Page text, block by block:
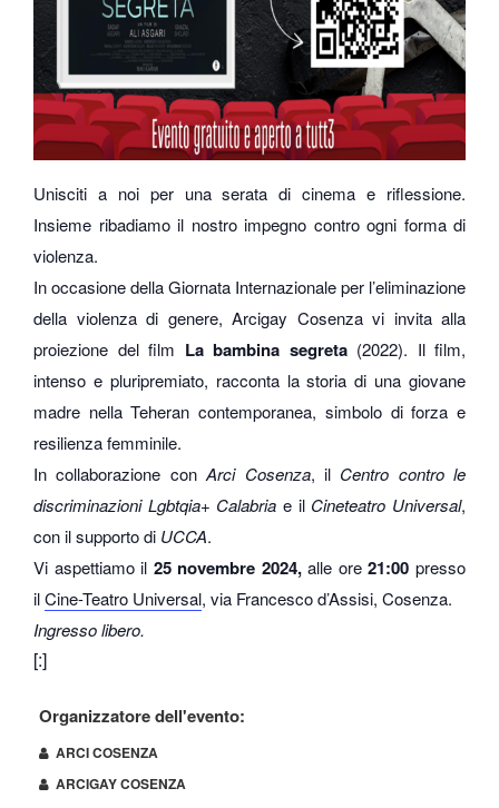
Unisciti a noi per una serata di cinema e riflessione.
Insieme ribadiamo il nostro impegno contro ogni forma di
violenza.
In occasione della Giornata Internazionale per l’eliminazione
della violenza di genere, Arcigay Cosenza vi invita alla
proiezione del film La bambina segreta (2022). Il film,
intenso e pluripremiato, racconta la storia di una giovane
madre nella Teheran contemporanea, simbolo di forza e
resilienza femminile.
In collaborazione conArci Cosenza, il Centro contro le
discriminazioni Lgbtqia+ Calabria e il Cineteatro Universal,
con il supporto di UCCA.
Vi aspettiamo il 25 novembre 2024,alle ore21:00presso
ilCine-Teatro Universal, via Francesco d’Assisi, Cosenza.
Ingresso libero.
[:]
Organizzatore dell'evento:
ARCI COSENZA
ARCIGAY COSENZA